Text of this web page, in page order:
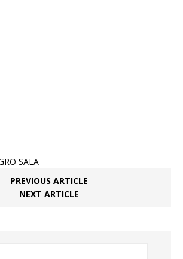
SALA
PREVIOUS ARTICLE
NEXT ARTICLE